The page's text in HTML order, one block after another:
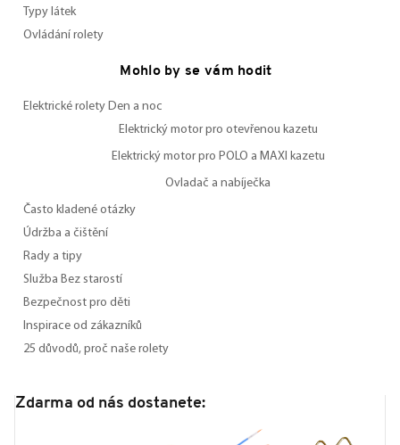
Typy látek
Ovládání rolety
Mohlo by se vám hodit
Elektrické rolety Den a noc
Elektrický motor pro otevřenou kazetu
Elektrický motor pro POLO a MAXI kazetu
Ovladač a nabíječka
Často kladené otázky
Údržba a čištění
Rady a tipy
Služba Bez starostí
Bezpečnost pro děti
Inspirace od zákazníků
25 důvodů, proč naše rolety
Zdarma od nás dostanete: